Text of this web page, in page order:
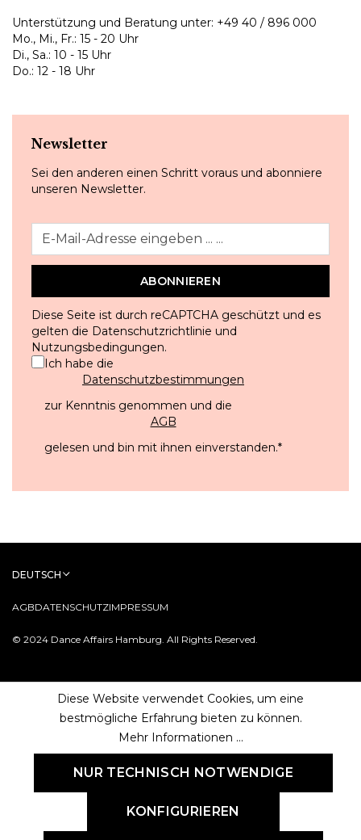
Unterstützung und Beratung unter: +49 40 / 896 000
Mo., Mi., Fr.: 15 - 20 Uhr
Di., Sa.: 10 - 15 Uhr
Do.: 12 - 18 Uhr
Newsletter
Sei den anderen einen Schritt voraus und abonniere
unseren Newsletter.
ABONNIEREN
Diese Seite ist durch reCAPTCHA geschützt und es
gelten die Datenschutzrichtlinie und
Nutzungsbedingungen.
Ich habe die
Datenschutzbestimmungen
zur Kenntnis genommen und die
AGB
gelesen und bin mit ihnen einverstanden.*
© 2024 Dance Affairs Hamburg. All Rights Reserved.
AGBDATENSCHUTZIMPRESSUM
DEUTSCH
Diese Website verwendet Cookies, um eine
bestmögliche Erfahrung bieten zu können.
Mehr Informationen ...
NUR TECHNISCH NOTWENDIGE
KONFIGURIEREN